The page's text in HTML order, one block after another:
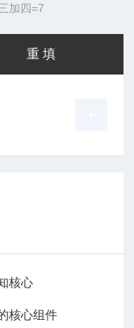
加四=7
核心
核心组件